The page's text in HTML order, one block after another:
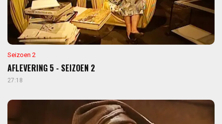
Seizoen 2
AFLEVERING 5 - SEIZOEN 2
27:18